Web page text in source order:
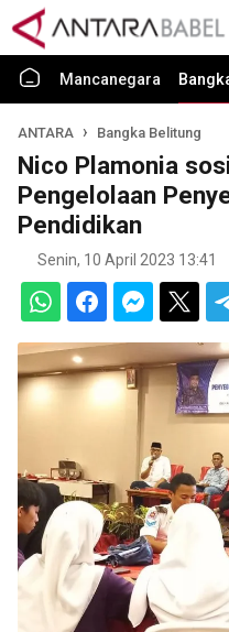
Mancanegara
ANTARA Bangka Belitung
Nico Plamonia
Pengelolaan
Pendidikan
Senin, 10 April 2023 13:41